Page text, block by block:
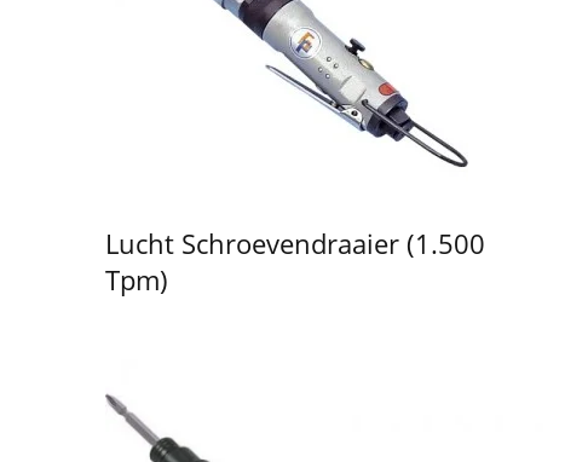
Lucht Schroevendraaier (1.500
Tpm)